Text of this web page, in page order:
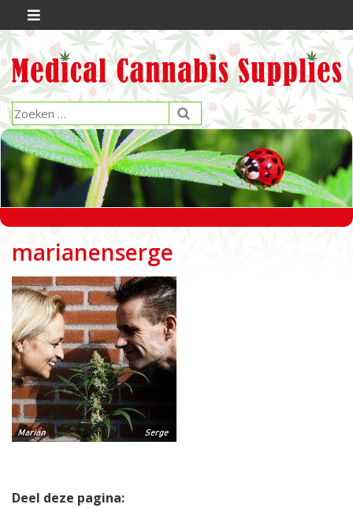
marianenserge
Deel deze pagina: